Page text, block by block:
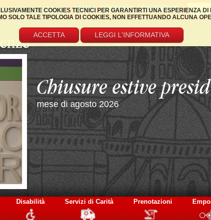
COOKIES TECNICI PER GARANTIRTI UNA ESPERIENZA DI
SOLO TALE TIPOLOGIA DI COOKIES, NON EFFETTUANDO ALCUNA
ACCETTA LEGGI L'INFORMATIVA
REGISTRATI RECUPERA DATI
Servizio di
certificazione
dei disturbi dell’apprendimento e
Disabilità Servizi di Carità Prenotazioni